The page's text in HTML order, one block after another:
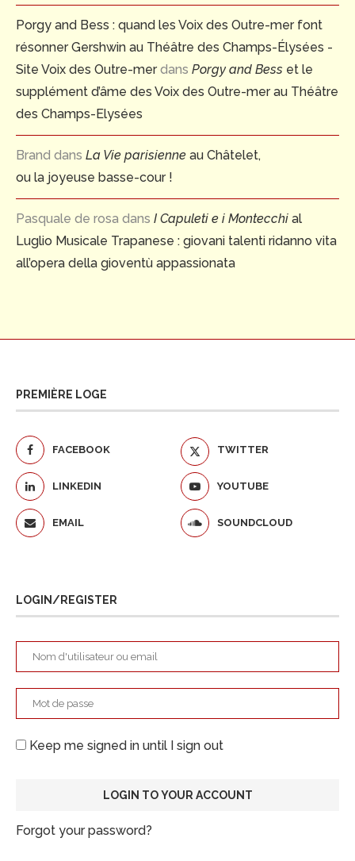
Porgy and Bess : quand les Voix des Outre-mer font
résonner Gershwin au Théâtre des Champs-Élysées -
Site Voix des Outre-merdans Porgy and Bess et le
supplément d’âme des Voix des Outre-mer au Théâtre
des Champs-Elysées
Brand dans La Vie parisienne au Châtelet,
ou la joyeuse basse-cour !
Pasquale de rosa dans I Capuleti e i Montecchi al
Luglio Musicale Trapanese : giovani talenti ridanno vita
all’opera della gioventù appassionata
PREMIÈRE LOGE
FACEBOOK TWITTER
LINKEDIN YOUTUBE
EMAIL SOUNDCLOUD
LOGIN/REGISTER
Keep me signed in until I sign out
Forgot your password?